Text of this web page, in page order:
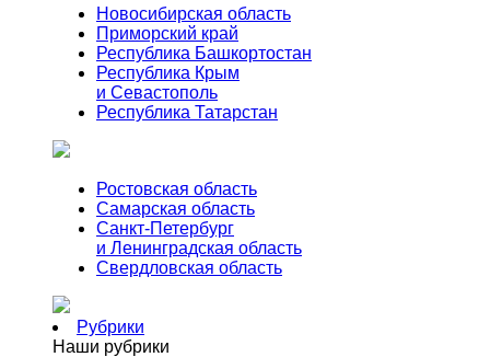
Новосибирская область
Приморский край
Республика Башкортостан
Республика Крым
и Севастополь
Республика Татарстан
Ростовская область
Самарская область
Санкт-Петербург
и Ленинградская область
Свердловская область
Рубрики
Наши рубрики